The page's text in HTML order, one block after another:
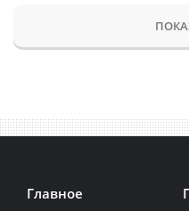
Главное